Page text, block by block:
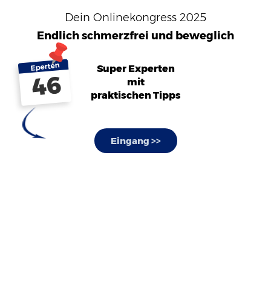
Dein Onlinekongress 2025
Endlich schmerzfrei und beweglich
Super Experten
mit
praktischen Tipps
Eperten
46
Eingang >>